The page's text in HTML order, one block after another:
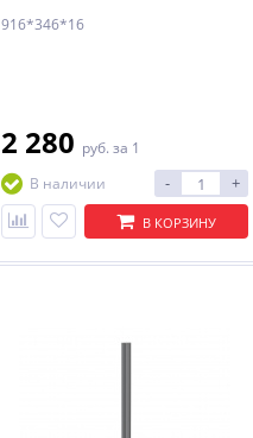
916*346*16
2 280 руб. за 1
В наличии
- +
В КОРЗИНУ